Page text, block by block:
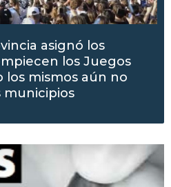
asignó los
los Juegos
los mismos aún no
municipios